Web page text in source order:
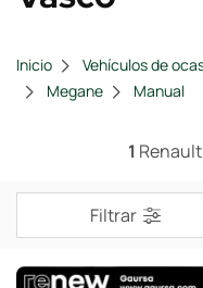
Inicio Vehículos de
Megane
Manual
1
Filtrar